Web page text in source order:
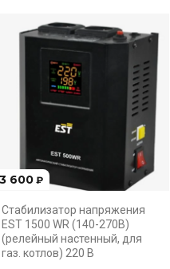
3 600 ₽
Стабилизатор напряжения
EST 1500 WR (140-270В)
(релейный настенный, для
газ. котлов) 220 В